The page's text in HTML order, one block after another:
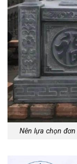
Nên lựa chọn